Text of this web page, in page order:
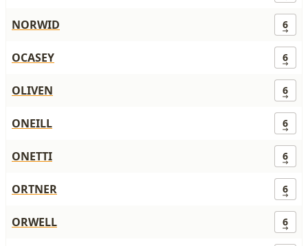
NORWID 6
OCASEY 6
OLIVEN 6
ONEILL 6
ONETTI 6
ORTNER 6
ORWELL 6